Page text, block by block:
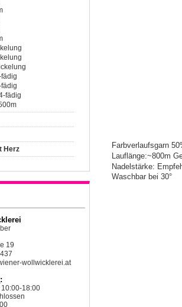
fädig
Herz
19
wollwicklerei.at
:
18:00
Farbverlaufsgarn
Lauflänge:~800m
Nadelstärke:
Waschbar bei 30°